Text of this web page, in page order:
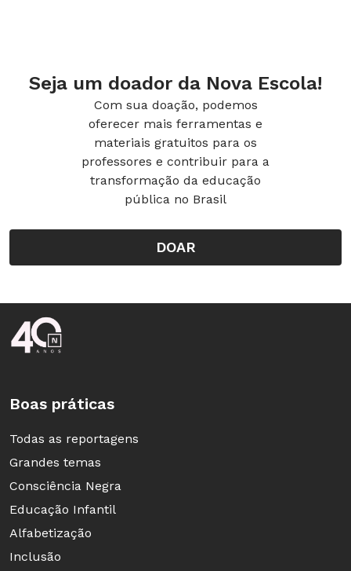
Seja um doador da Nova Escola!
Com sua doação, podemos
oferecer mais ferramentas e
materiais gratuitos para os
professores e contribuir para a
transformação da educação
pública no Brasil
DOAR
Rodapé da Nova Escola
Boas práticas
Todas as reportagens
Grandes temas
Consciência Negra
Educação Infantil
Alfabetização
Inclusão